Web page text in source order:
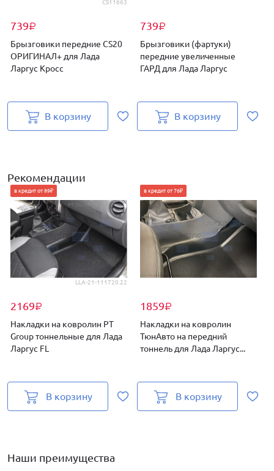
CS11663
739₽
Брызговики передние CS20
ОРИГИНАЛ+ для Лада
Ларгус Кросс
В корзину
739₽
Брызговики (фартуки)
передние увеличенные
ГАРД для Лада Ларгус
В корзину
Рекомендации
LLA-21-111720.22
2169₽
в кредит от 89₽
Накладки на ковролин PT
Group тоннельные для Лада
Ларгус FL
В корзину
1859₽
в кредит от 76₽
Накладки на ковролин
ТюнАвто на передний
тоннель для Лада Ларгус...
В корзину
Наши преимущества